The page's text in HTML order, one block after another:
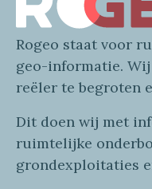
Rogeo staat voor
geo-informatie.
reëler te begroten
Dit doen wij met
ruimtelijke
grondexploitaties